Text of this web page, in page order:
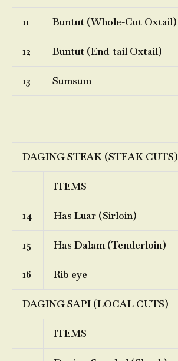
11 Buntut (Whole-Cut Oxtail)
12 Buntut (End-tail Oxtail)
13 Sumsum
DAGING STEAK (STEAK CUTS)
ITEMS
14 Has Luar (Sirloin)
15 Has Dalam (Tenderloin)
16 Rib eye
DAGING SAPI (LOCAL CUTS)
ITEMS